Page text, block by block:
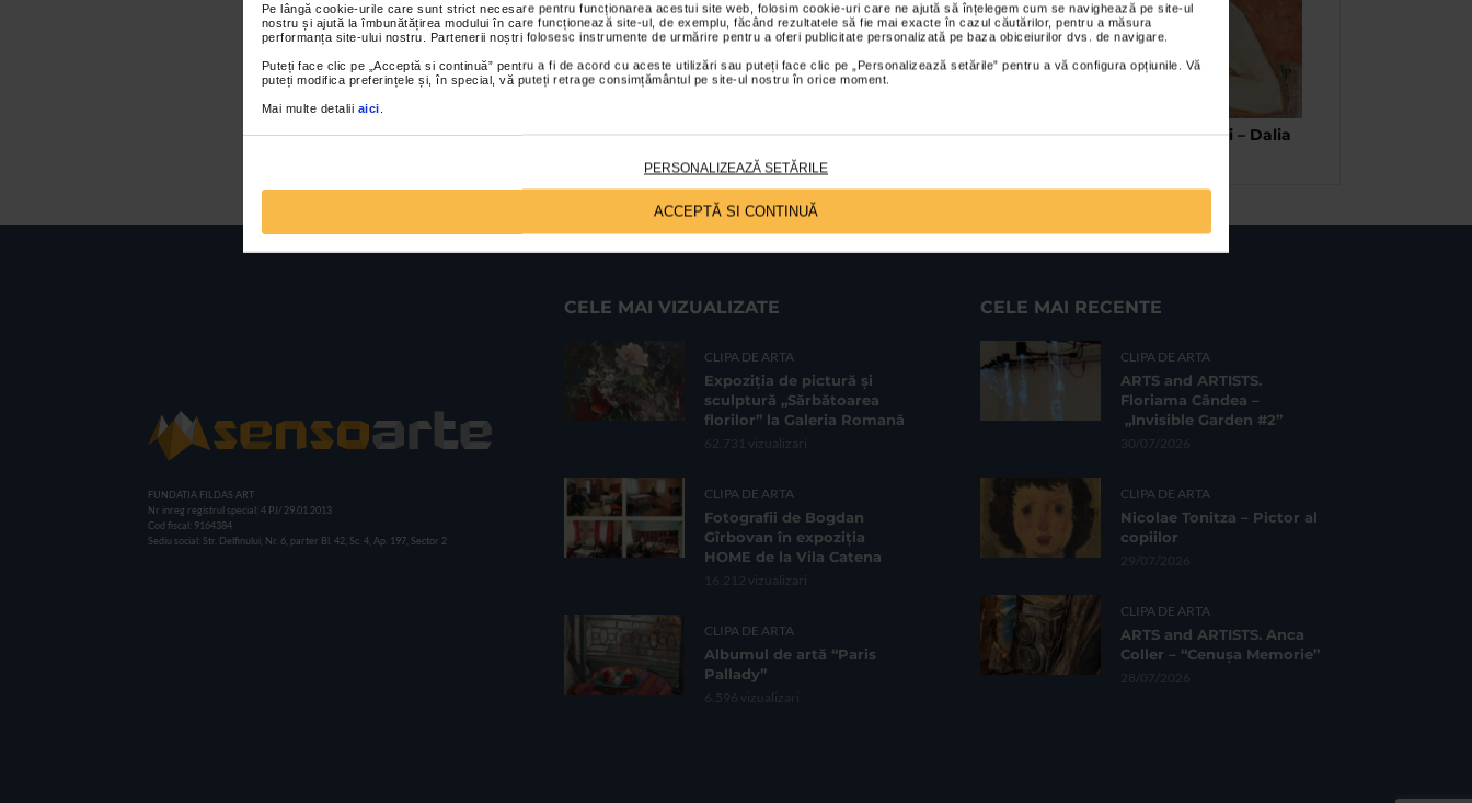
Pe lângă cookie-urile care sunt strict necesare pentru funcționarea acestui site web, folosim cookie-uri care ne ajută să înțelegem cum se navighează pe site-ul
nostru și ajută la îmbunătățirea modului în care funcționează site-ul, de exemplu, făcând rezultatele să fie mai exacte în cazul căutărilor, pentru a măsura
performanța site-ului nostru. Partenerii noștri folosesc instrumente de urmărire pentru a oferi publicitate personalizată pe baza obiceiurilor dvs. de navigare.
Puteți face clic pe „Acceptă si continuă” pentru a fi de acord cu aceste utilizări sau puteți face clic pe „Personalizează setările” pentru a vă configura opțiunile. Vă
puteți modifica preferințele și, în special, vă puteți retrage consimțământul pe site-ul nostru în orice moment.
Mai multe detalii aici
PERSONALIZEAZĂ SETĂRILE
ACCEPTĂ SI CONTINUĂ
Picturi-metafore ale vietii – Dalia
FUNDATIA FILDAS ART
Nr inreg registrul special: 4 PJ/ 29.01.2013
Cod fiscal: 9164384
Sediu social: Str. Delfinului, Nr. 6, parter Bl. 42, Sc. 4, Ap. 197, Sector 2
CELE MAI VIZUALIZATE
CLIPA DE ARTA
Expoziția de pictură și
sculptură „Sărbătoarea
florilor” la Galeria Romană
62.731 vizualizari
CLIPA DE ARTA
Fotografii de Bogdan
Gîrbovan în expoziția
HOME de la Vila Catena
16.212 vizualizari
CLIPA DE ARTA
Albumul de artă “Paris
Pallady”
6.596 vizualizari
CELE MAI RECENTE
CLIPA DE ARTA
ARTS and ARTISTS.
Floriama Cândea –
„Invisible Garden #2”
30/07/2026
CLIPA DE ARTA
Nicolae Tonitza – Pictor al
copiilor
29/07/2026
CLIPA DE ARTA
ARTS and ARTISTS. Anca
Coller – “Cenușa Memorie”
28/07/2026